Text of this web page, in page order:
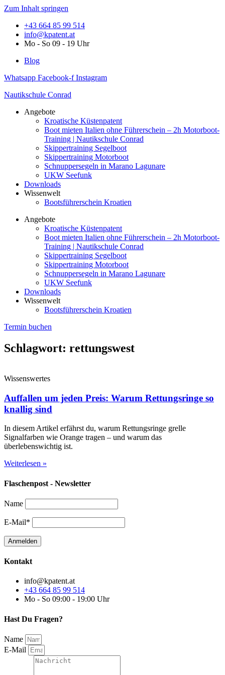
Zum Inhalt springen
+43 664 85 99 514
info@kpatent.at
Mo - So 09 - 19 Uhr
Blog
Whatsapp Facebook-f Instagram
Nautikschule Conrad
Angebote
Kroatische Küstenpatent
Boot mieten Italien ohne Führerschein – 2h Motorboot-
Training | Nautikschule Conrad
Skippertraining Segelboot
Skippertraining Motorboot
Schnuppersegeln in Marano Lagunare
UKW Seefunk
Downloads
Wissenwelt
Bootsführerschein Kroatien
Angebote
Kroatische Küstenpatent
Boot mieten Italien ohne Führerschein – 2h Motorboot-
Training | Nautikschule Conrad
Skippertraining Segelboot
Skippertraining Motorboot
Schnuppersegeln in Marano Lagunare
UKW Seefunk
Downloads
Wissenwelt
Bootsführerschein Kroatien
Termin buchen
Schlagwort: rettungswest
Wissenswertes
Auffallen um jeden Preis: Warum Rettungsringe so
knallig sind
In diesem Artikel erfährst du, warum Rettungsringe grelle
Signalfarben wie Orange tragen – und warum das
überlebenswichtig ist.
Weiterlesen »
Flaschenpost - Newsletter
Name
E-Mail*
Kontakt
info@kpatent.at
+43 664 85 99 514
Mo - So 09:00 - 19:00 Uhr
Hast Du Fragen?
Name
E-Mail